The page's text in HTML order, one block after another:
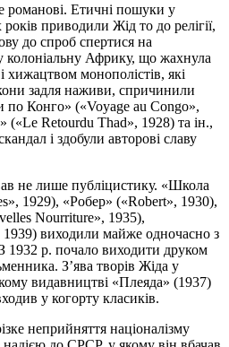
романові. Етичні пошуки у
приводили Жід то до релігії,
до спроб спертися на
колоніальну Африку, що жахнула
хижацтвом монополістів, які
задля наживи, спричинили
по Конго» («Voyage au Congo»,
(«Le Retourdu Thad», 1928) та ін.,
і здобули авторові славу
не лише публіцистику. «Школа
1929), «Робер» («Robert», 1930),
Nourriture», 1935),
1939) виходили майже одночасно з
р. почало виходити друком
З’ява творів Жіда у
видавництві «Плеяда» (1937)
у когорту класиків.
неприйняття націоналізму